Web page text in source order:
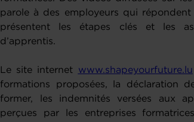
parole à des employeurs qui
présentent les étapes clés et les
d’apprentis.
Le site internet www.shapeyourfuture.lu
formations proposées, la déclaration
former, les indemnités versées aux
perçues par les entreprises